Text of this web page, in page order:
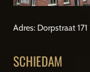
Adres: Dorpstraat
SCHIEDAM